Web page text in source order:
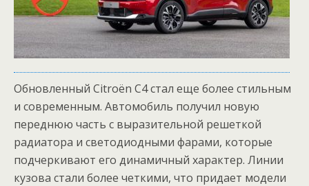
Обновленный Citroën C4 стал еще более стильным
и современным. Автомобиль получил новую
переднюю часть с выразительной решеткой
радиатора и светодиодными фарами, которые
подчеркивают его динамичный характер. Линии
кузова стали более четкими, что придает модели